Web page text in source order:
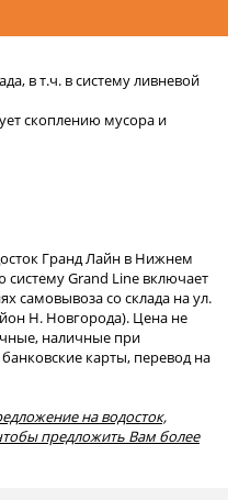
в т.ч. в систему ливневой
скоплению мусора и
Гранд Лайн в Нижнем
Grand Line включает
самовывоза со склада на ул.
Н. Новгорода). Цена не
наличные при
карты, перевод на
на водосток,
предложить Вам более